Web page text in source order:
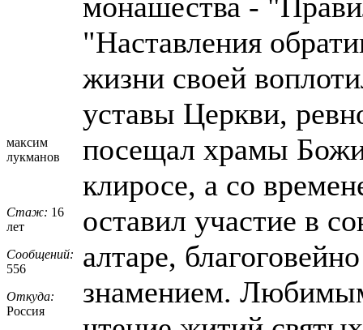
максим
лукманов
Стаж: 16
лет
Сообщений:
556
Откуда:
Россия
"Наставления
жизни своей
уставы Церкви,
посещал храмы
клиросе, а со
оставил участие в
алтаре,
знамением.